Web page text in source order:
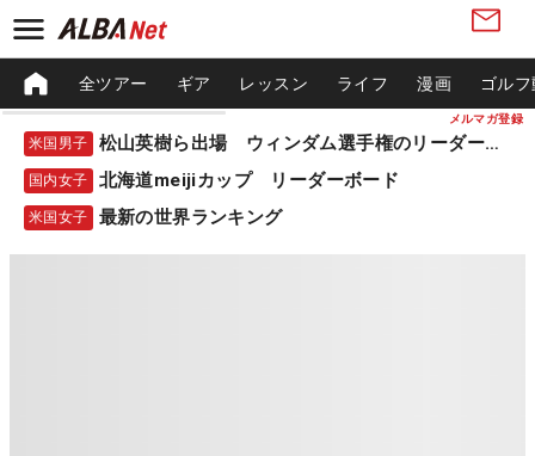
メルマガ登録
全ツアー ギア レッスン ライフ 漫画 ゴル
米国男子 松山英樹ら出場 ウィンダム選手権のリーダーボード
国内女子 北海道meijiカップ リーダーボード
米国女子 最新の世界ランキング